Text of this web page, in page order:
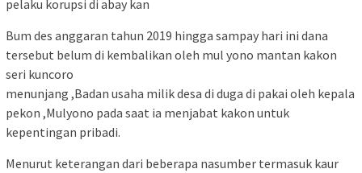
pelaku korupsi di abay kan
Bum des anggaran tahun 2019 hingga sampay hari ini dana
tersebut belum di kembalikan oleh mul yono mantan kakon
seri kuncoro
menunjang ,Badan usaha milik desa di duga di pakai oleh kepala
pekon ,Mulyono pada saat ia menjabat kakon untuk
kepentingan pribadi.
Menurut keterangan dari beberapa nasumber termasuk kaur